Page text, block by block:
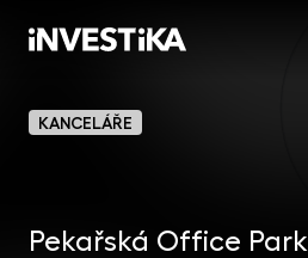
KANCELÁŘE
Pekařská Office Park